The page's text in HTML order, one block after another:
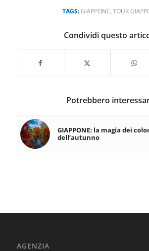
TAGS:GIAPPONE, TOUR
Condividi questo
Potrebbero
GIAPPONE: la magia dei
dell’autunno
AGENZIA